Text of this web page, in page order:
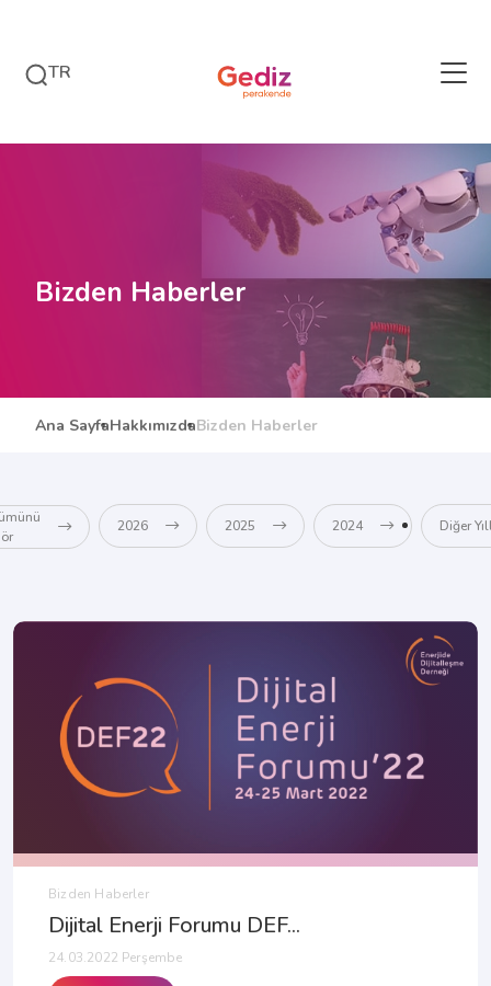
TR
Bizden Haberler
Ana SayfaHakkımızdaBizden Haberler
2026 2025 2024 Diğer
Bizden Haberler
Dijital Enerji Forumu DEF...
24.03.2022 Perşembe